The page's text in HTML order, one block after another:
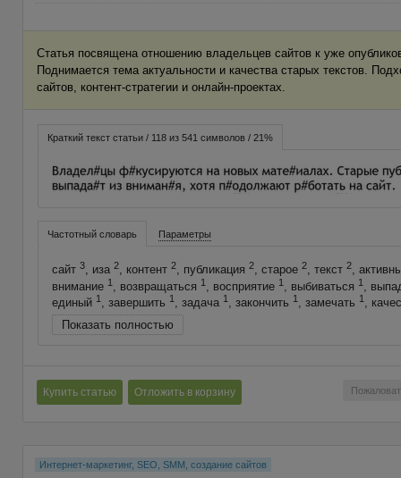
Статья посвящена отношению владельцев сайтов к уже
Поднимается тема актуальности и качества старых текстов.
сайтов, контент-стратегии и онлайн-проектах.
Краткий текст статьи / 118 из 541 символов / 21%
Частотный словарь Параметры
сайт 3, иза 2, контент 2, публикация 2, старое 2, текст 2,
внимание 1, возвращаться 1, восприятие 1, выбиваться 1,
единый 1, завершить 1, задача 1, закончить 1, замечать 1,
Показать полностью
Купить статью Отложить в корзину
Интернет-маркетинг, SEO, SMM, создание сайтов